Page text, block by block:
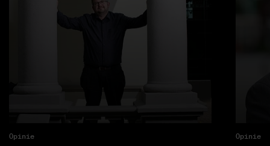
Opinie Opinie